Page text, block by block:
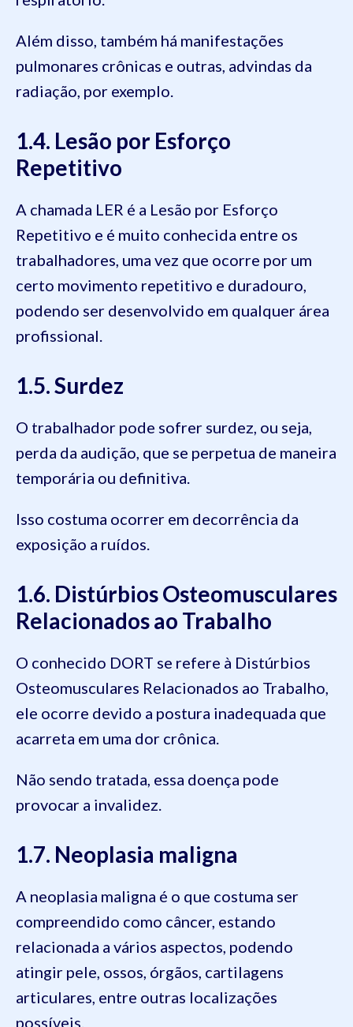
Além disso, também há manifestações
pulmonares crônicas e outras, advindas da
radiação, por exemplo.
1.4. Lesão por Esforço
Repetitivo
A chamada LER é a Lesão por Esforço
Repetitivo e é muito conhecida entre os
trabalhadores, uma vez que ocorre por um
certo movimento repetitivo e duradouro,
podendo ser desenvolvido em qualquer área
profissional.
1.5. Surdez
O trabalhador pode sofrer surdez, ou seja,
perda da audição, que se perpetua de maneira
temporária ou definitiva.
Isso costuma ocorrer em decorrência da
exposição a ruídos.
1.6. Distúrbios Osteomusculares
Relacionados ao Trabalho
O conhecido DORT se refere à Distúrbios
Osteomusculares Relacionados ao Trabalho,
ele ocorre devido a postura inadequada que
acarreta em uma dor crônica.
Não sendo tratada, essa doença pode
provocar a invalidez.
1.7. Neoplasia maligna
A neoplasia maligna é o que costuma ser
compreendido como câncer, estando
relacionada a vários aspectos, podendo
atingir pele, ossos, órgãos, cartilagens
articulares, entre outras localizações
possíveis.